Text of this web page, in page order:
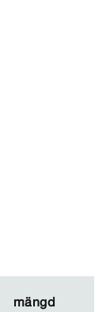
mängd
mängd